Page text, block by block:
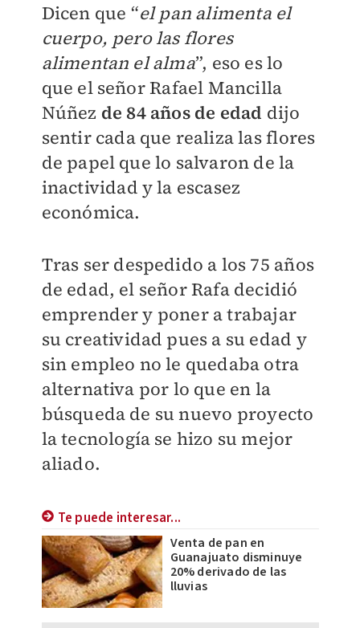
Dicen que “el pan alimenta el
cuerpo, pero las flores
alimentan el alma”, eso es lo
que el señor Rafael Mancilla
Núñez de 84 años de edad dijo
sentir cada que realiza las flores
de papel que lo salvaron de la
inactividad y la escasez
económica.
Tras ser despedido a los 75 años
de edad, el señor Rafa decidió
emprender y poner a trabajar
su creatividad pues a su edad y
sin empleo no le quedaba otra
alternativa por lo que en la
búsqueda de su nuevo proyecto
la tecnología se hizo su mejor
aliado.
Te puede interesar...
Venta de pan en
Guanajuato disminuye
20% derivado de las
lluvias